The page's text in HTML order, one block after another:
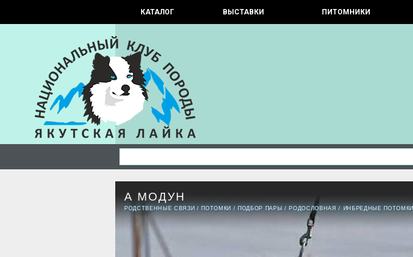
КАТАЛОГ ВЫСТАВКИ ПИТОМНИКИ
А МОДУН
РОДСТВЕННЫЕ СВЯЗИ / ПОТОМКИ / ПОДБОР ПАРЫ / РОДОСЛОВНАЯ / ИНБРЕДНЫЕ ПОТОМКИ